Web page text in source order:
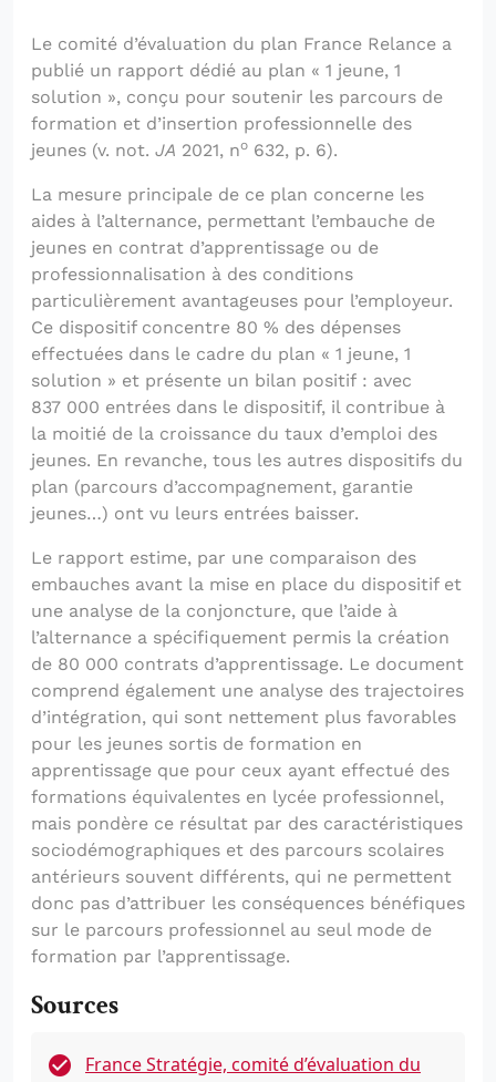
Le comité d’évaluation du plan France Relance a
publié un rapport dédié au plan « 1 jeune, 1
solution », conçu pour soutenir les parcours de
formation et d’insertion professionnelle des
jeunes (v. not. JA 2021, no 632, p. 6).
La mesure principale de ce plan concerne les
aides à l’alternance, permettant l’embauche de
jeunes en contrat d’apprentissage ou de
professionnalisation à des conditions
particulièrement avantageuses pour l’employeur.
Ce dispositif concentre 80 % des dépenses
effectuées dans le cadre du plan « 1 jeune, 1
solution » et présente un bilan positif : avec
837 000 entrées dans le dispositif, il contribue à
la moitié de la croissance du taux d’emploi des
jeunes. En revanche, tous les autres dispositifs du
plan (parcours d’accompagnement, garantie
jeunes…) ont vu leurs entrées baisser.
Le rapport estime, par une comparaison des
embauches avant la mise en place du dispositif et
une analyse de la conjoncture, que l’aide à
l’alternance a spécifiquement permis la création
de 80 000 contrats d’apprentissage. Le document
comprend également une analyse des trajectoires
d’intégration, qui sont nettement plus favorables
pour les jeunes sortis de formation en
apprentissage que pour ceux ayant effectué des
formations équivalentes en lycée professionnel,
mais pondère ce résultat par des caractéristiques
sociodémographiques et des parcours scolaires
antérieurs souvent différents, qui ne permettent
donc pas d’attribuer les conséquences bénéfiques
sur le parcours professionnel au seul mode de
formation par l’apprentissage.
Sources
France Stratégie, comité d’évaluation du